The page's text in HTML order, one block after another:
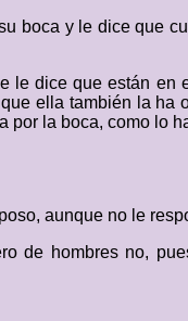
boca y le dice que
dice que están
ella también la
la boca, como lo
aunque no le
de hombres no,